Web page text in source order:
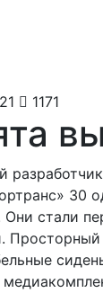
1171
30
Они стали